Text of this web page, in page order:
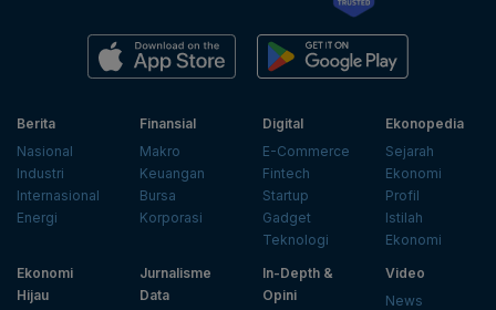
Berita
Nasional
Industri
Internasional
Energi
Finansial
Makro
Keuangan
Bursa
Korporasi
Digital
E-Commerce
Fintech
Startup
Gadget
Teknologi
Ekonopedia
Sejarah
Ekonomi
Profil
Istilah
Ekonomi
Ekonomi
Hijau
Jurnalisme
Data
In-Depth &
Opini
Video
News